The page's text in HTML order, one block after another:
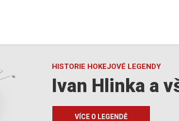
HISTORIE HOKEJOVÉ LEGENDY
Ivan Hlinka a
VÍCE O LEGENDĚ